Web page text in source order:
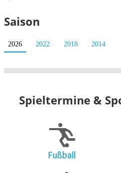
Saison
2026 2022 2018 2014
Spieltermine &
Fußball